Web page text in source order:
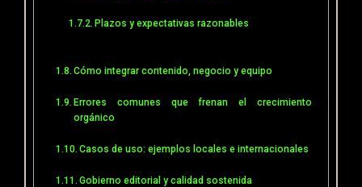
Plazos y expectativas razonables
Cómo integrar contenido, negocio y equipo
Errores comunes que frenan el crecimiento
orgánico
Casos de uso: ejemplos locales e internacionales
Gobierno editorial y calidad sostenida